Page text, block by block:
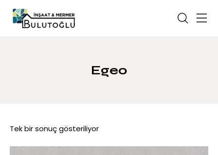
Egeo
Tek bir sonuç gösteriliyor